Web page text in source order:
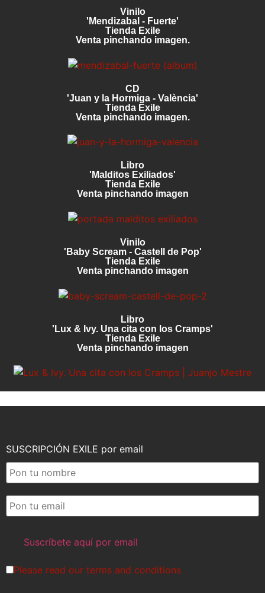
Vinilo
'Mendizabal - Fuerte'
Tienda Exile
Venta pinchando imagen.
CD
'Juan y la Hormiga - València'
Tienda Exile
Venta pinchando imagen.
Libro
'Malditos Exiliados'
Tienda Exile
Venta pinchando imagen
Vinilo
'Baby Scream - Castell de Pop'
Tienda Exile
Venta pinchando imagen
Libro
'Lux & Ivy. Una cita con los Cramps'
Tienda Exile
Venta pinchando imagen
SUSCRIPCIÓN EXILE por email
Please read our terms and conditions